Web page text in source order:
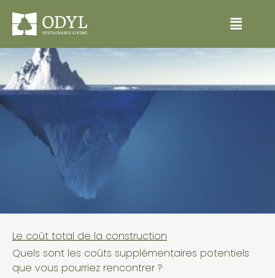
Le coût total de la construction
Quels sont les coûts supplémentaires potentiels
que vous pourriez rencontrer ?